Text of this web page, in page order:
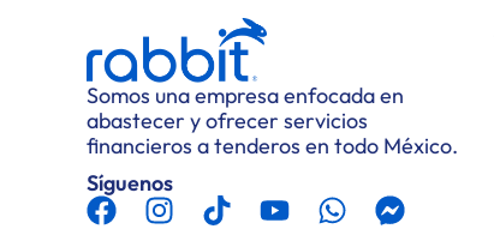
Somos una empresa enfocada en
abastecer y ofrecer servicios
financieros a tenderos en todo México.
Síguenos